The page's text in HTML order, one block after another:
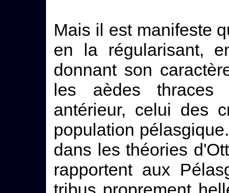
Mais il est manifeste
en la régularisant,
donnant son
les aèdes thraces
antérieur, celui des
population
dans les théories
rapportent aux